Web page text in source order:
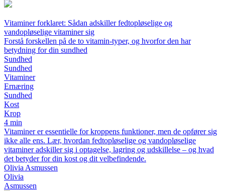
Vitaminer forklaret: Sådan adskiller fedtopløselige og
vandopløselige vitaminer sig
Forstå forskellen på de to vitamin-typer, og hvorfor den har
betydning for din sundhed
Sundhed
Sundhed
Vitaminer
Ernæring
Sundhed
Kost
Krop
4 min
Vitaminer er essentielle for kroppens funktioner, men de opfører sig
ikke alle ens. Lær, hvordan fedtopløselige og vandopløselige
vitaminer adskiller sig i optagelse, lagring og udskillelse – og hvad
det betyder for din kost og dit velbefindende.
Olivia Asmussen
Olivia
Asmussen